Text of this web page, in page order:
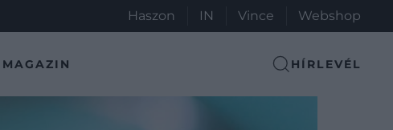
Haszon IN Vince Webshop
MAGAZIN HÍRLEVÉL